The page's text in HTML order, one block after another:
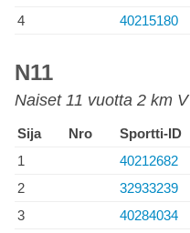
4
40215180
N11
Naiset 11 vuotta 2 km V
Sija Nro Sportti-ID
1
40212682
2
32933239
3
40284034